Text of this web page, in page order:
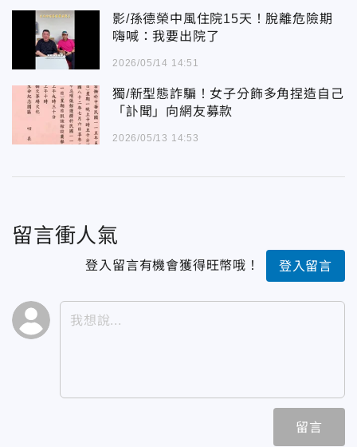
影/孫德榮中風住院15天！脫離危險期
嗨喊：我要出院了
2026/05/14 14:51
獨/新型態詐騙！女子分飾多角捏造自己
「訃聞」向網友募款
2026/05/13 14:53
留言衝人氣
登入留言有機會獲得旺幣哦！ 登入留言
留言